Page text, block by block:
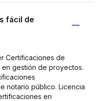
fácil de
Certificaciones de
en gestión de proyectos.
notario público. Licencia
en